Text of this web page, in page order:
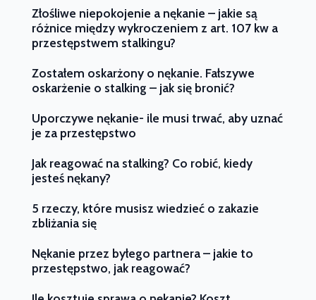
Złośliwe niepokojenie a nękanie – jakie są
różnice między wykroczeniem z art. 107 kw a
przestępstwem stalkingu?
Zostałem oskarżony o nękanie. Fałszywe
oskarżenie o stalking – jak się bronić?
Uporczywe nękanie- ile musi trwać, aby uznać
je za przestępstwo
Jak reagować na stalking? Co robić, kiedy
jesteś nękany?
5 rzeczy, które musisz wiedzieć o zakazie
zbliżania się
Nękanie przez byłego partnera – jakie to
przestępstwo, jak reagować?